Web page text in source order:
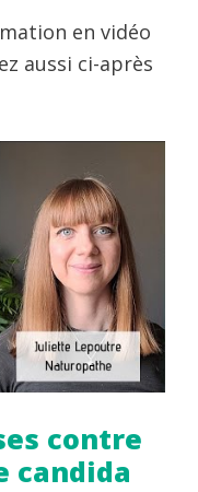
en vidéo
aussi ci-après
contre
candida